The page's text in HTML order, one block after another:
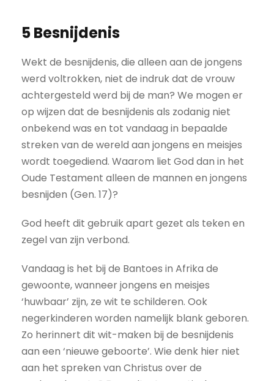
5 Besnijdenis
Wekt de besnijdenis, die alleen aan de jongens
werd voltrokken, niet de indruk dat de vrouw
achtergesteld werd bij de man? We mogen er
op wijzen dat de besnijdenis als zodanig niet
onbekend was en tot vandaag in bepaalde
streken van de wereld aan jongens en meisjes
wordt toegediend. Waarom liet God dan in het
Oude Testament alleen de mannen en jongens
besnijden (Gen. 17)?
God heeft dit gebruik apart gezet als teken en
zegel van zijn verbond.
Vandaag is het bij de Bantoes in Afrika de
gewoonte, wanneer jongens en meisjes
‘huwbaar’ zijn, ze wit te schilderen. Ook
negerkinderen worden namelijk blank geboren.
Zo herinnert dit wit-maken bij de besnijdenis
aan een ‘nieuwe geboorte’. Wie denk hier niet
aan het spreken van Christus over de